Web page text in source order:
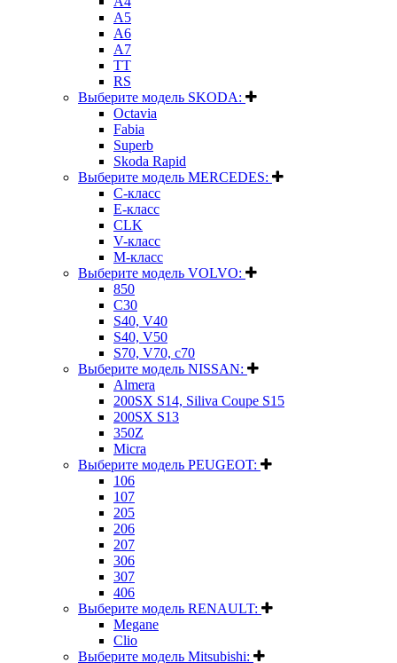
A5
A6
A7
TT
RS
Выберите модель SKODA:
Octavia
Fabia
Superb
Skoda Rapid
Выберите модель MERCEDES:
C-класс
E-класс
CLK
V-класс
M-класс
Выберите модель VOLVO:
850
C30
S40, V40
S40, V50
S70, V70, c70
Выберите модель NISSAN:
Almera
200SX S14, Siliva Coupe S15
200SX S13
350Z
Micra
Выберите модель PEUGEOT:
106
107
205
206
207
306
307
406
Выберите модель RENAULT:
Megane
Clio
Выберите модель Mitsubishi: